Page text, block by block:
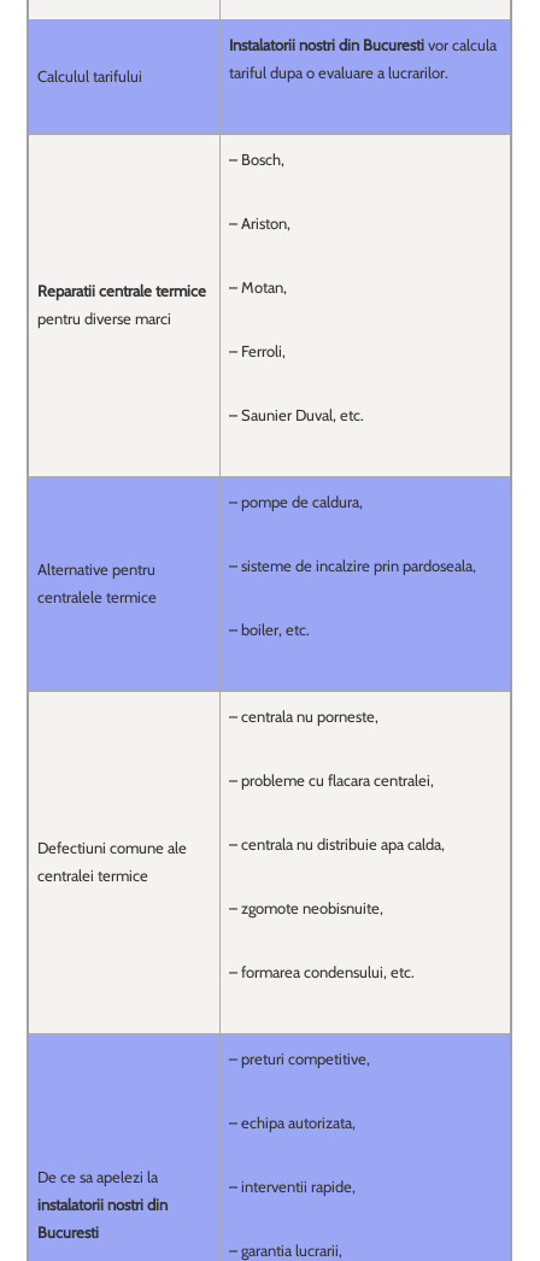
Calculul tarifului
Instalatorii nostri din Bucurestivor calcula
tariful dupa o evaluare a lucrarilor.
Reparatii centrale termice
pentru diverse marci
– Bosch,
– Ariston,
– Motan,
– Ferroli,
– Saunier Duval, etc.
Alternative pentru
centralele termice
– pompe de caldura,
– sisteme de incalzire prin pardoseala,
– boiler, etc.
Defectiuni comune ale
centralei termice
– centrala nu porneste,
– probleme cu flacara centralei,
– centrala nu distribuie apa calda,
– zgomote neobisnuite,
– formarea condensului, etc.
De ce sa apelezi la
instalatorii nostri din
Bucuresti
– preturi competitive,
– echipa autorizata,
– interventii rapide,
– garantia lucrarii,